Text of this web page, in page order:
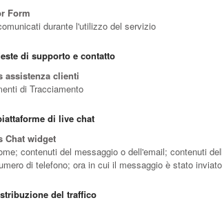
Form
durante l'utilizzo del servizio
di supporto e contatto
assistenza clienti
di Tracciamento
di live chat
Chat widget
contenuti del messaggio o dell'email; contenuti
di telefono; ora in cui il messaggio è stato
del traffico